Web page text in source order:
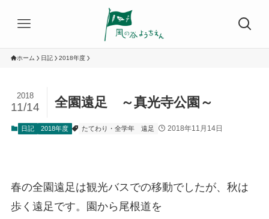
ホーム 日記 2018年度
全園遠足 ～真光寺公園～
2018
11/14
日記 2018年度 たてわり・全学年 遠足 2018年11月14日
春の全園遠足は観光バスでの移動でしたが、秋は
歩く遠足です。園から尾根道を